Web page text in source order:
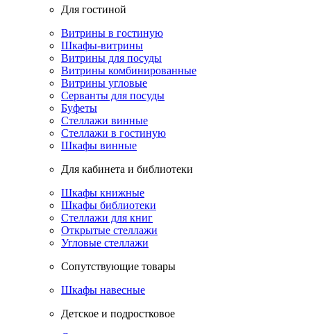
Для гостиной
Витрины в гостиную
Шкафы-витрины
Витрины для посуды
Витрины комбинированные
Витрины угловые
Серванты для посуды
Буфеты
Стеллажи винные
Стеллажи в гостиную
Шкафы винные
Для кабинета и библиотеки
Шкафы книжные
Шкафы библиотеки
Стеллажи для книг
Открытые стеллажи
Угловые стеллажи
Сопутствующие товары
Шкафы навесные
Детское и подростковое